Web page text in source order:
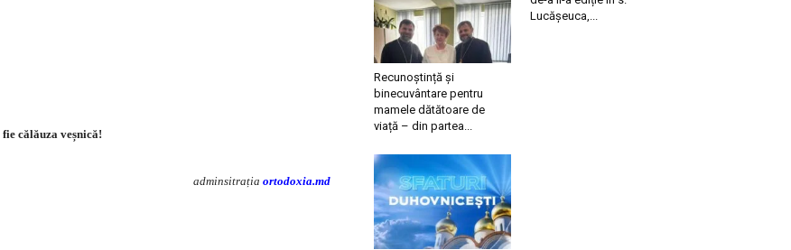
călăuza veșnică!
adminsitrația ortodoxia.md
Recunoștință și
binecuvântare pentru
mamele dătătoare de
viață – din partea...
Lucășeuca,...